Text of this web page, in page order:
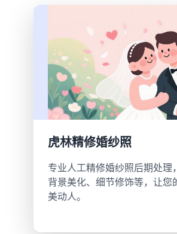
虎林精修婚纱照
专业人工精修婚纱照后期处理
背景美化、细节修饰等，让您
美动人。